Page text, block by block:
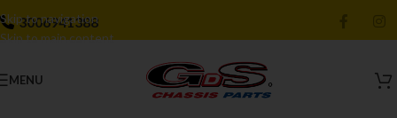
Skip to navigation
Skip to main content
3006941388
MENU